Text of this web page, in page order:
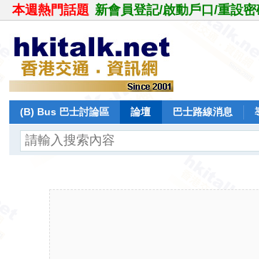
本週熱門話題 新會員登記/啟動戶口/重設密
(B) Bus 巴士討論區 論壇 巴士路線消息